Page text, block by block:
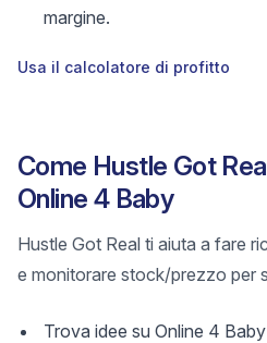
margine.
Usa il calcolatore di profitto
Come Hustle Got
Online 4 Baby
Hustle Got Real ti aiuta a fare
e monitorare stock/prezzo per
Trova idee su Online 4